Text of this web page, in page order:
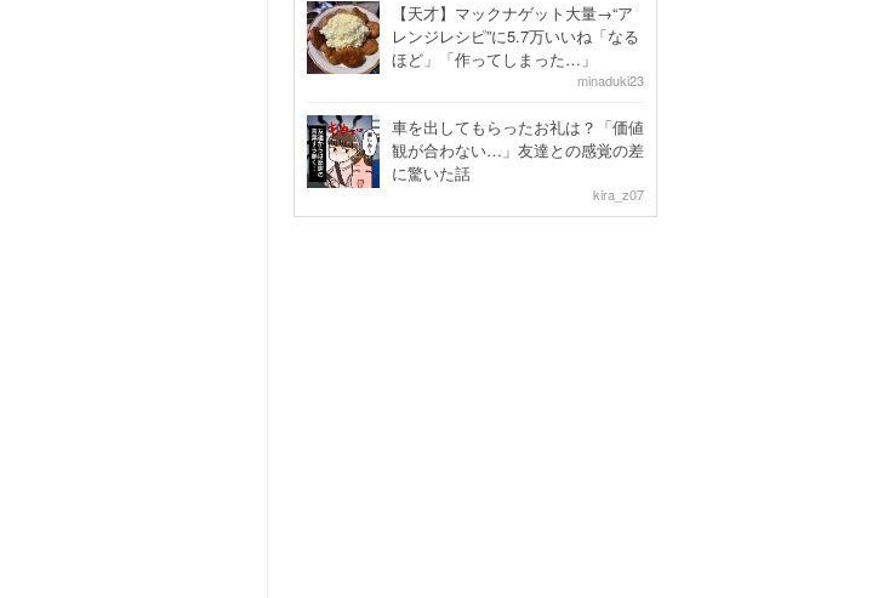
【天才】マックナゲット大量→“ア
レンジレシピ”に5.7万いいね「なる
ほど」「作ってしまった…」
minaduki23
車を出してもらったお礼は？「価値
観が合わない…」友達との感覚の差
に驚いた話
kira_z07